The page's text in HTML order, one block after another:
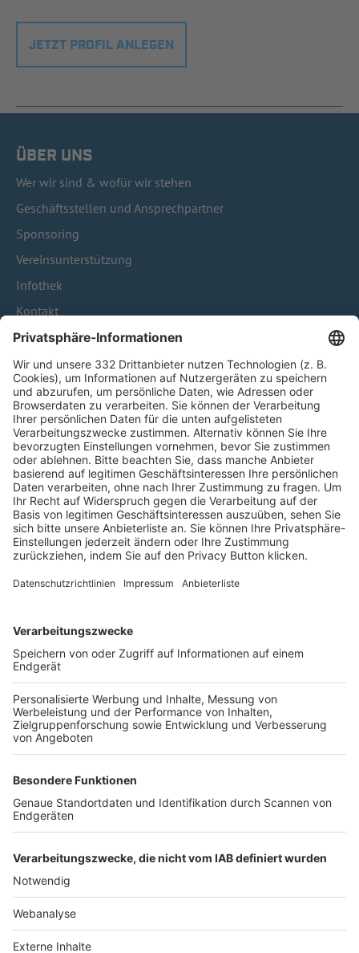
JETZT PROFIL ANLEGEN
ÜBER UNS
Wer wir sind & wofür wir stehen
Geschäftsstellen und Ansprechpartner
Sponsoring
Vereinsunterstützung
Infothek
Kontakt
HÄUFIG BESUCHTE SEITEN
Pässe und Vereinswechsel
Trainerausbildung
Schulungsangebot Vereinsmitarbeiter
BFV-Geschäftsstellen
Trainerbörse
Login SpielPlus
FOLGE DEM BFV
TOP-VEREINE
TOP-PARTNER
Nutzungsbedingungen Datenschutz Impressum